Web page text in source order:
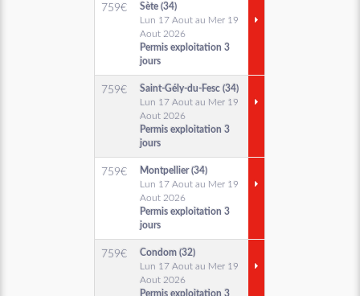
759€
Sète (34)
Lun 17 Aout au Mer 19
Aout 2026
Permis exploitation 3
jours
759€
Saint-Gély-du-Fesc (34)
Lun 17 Aout au Mer 19
Aout 2026
Permis exploitation 3
jours
759€
Montpellier (34)
Lun 17 Aout au Mer 19
Aout 2026
Permis exploitation 3
jours
759€
Condom (32)
Lun 17 Aout au Mer 19
Aout 2026
Permis exploitation 3